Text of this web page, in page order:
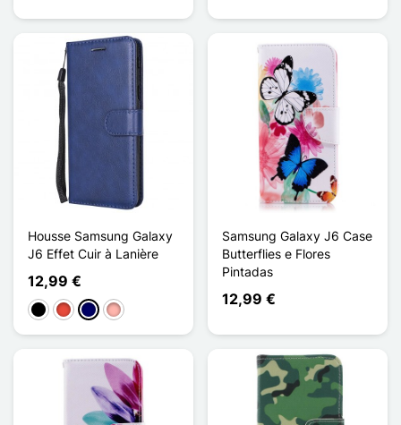
Housse Samsung Galaxy
J6 Effet Cuir à Lanière
12,99 €
PretoVermelho
Azul marinho
Ouro rosa
Samsung Galaxy J6 Case
Butterflies e Flores
Pintadas
12,99 €